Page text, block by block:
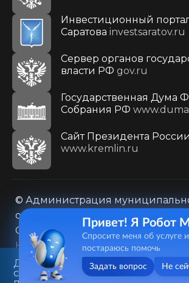
Инвестиционный
Саратова investsaratov.ru
Сервер органов
власти РФ gov.ru
Государственная Дума
Собрания РФ
Cайт Президента России
www.kremlin.ru
© Администрация
образования городского округа
Саратов»
Контакты
Карта сайта
Политика в отношении обработки
персональных данных
Данный веб-сайт использует
cookie-файлы в целях
Привет! Я Робот
Спросите меня об услуге
постараюсь помочь
Задать вопрос Не